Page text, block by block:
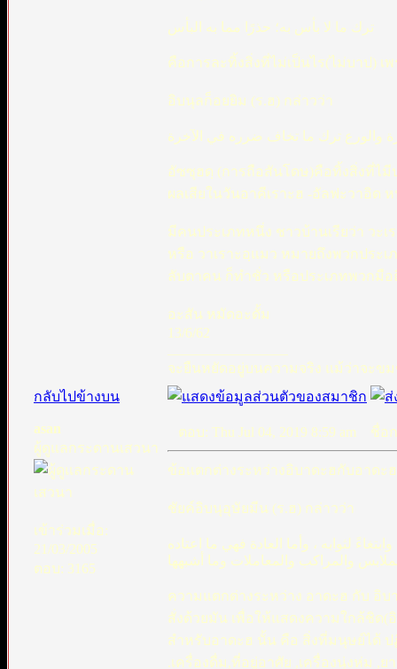
ترك ما لا بأس به؛ حذرًا مما به البأس
คือการละทิ้งสิ่งที่ไม่เป็นไร(ไม่บาป) เ
อิบนุลก็อยยิม (ร.ฮ) กล่าวว่า
والورع ترك ما تخاف ضرره في الآخرة
อัซซุฮดฺ (การถือสันโดษ)คือทิ้งสิ่งที่ไมี
ผลเสียในวันอาคีเราะฮ -อัลฟะวาอิด ห
มีคนประเภทหนึ่ง ชาวบ้านเรียว่า วะเร
หรือ วาเราะอฺแมว หมายถึงพวกประเ
ลับตาคน ก็ทำชั่ว หรือประเภทพวกมื
อะสัน หมัดอะดั้ม
13/6/62
จะยืนหยัดอยู่บนความจริง แม้ว่าจะข
กลับไปข้างบน
asan
ผู้ดูแลกระดานเสวนา
เข้าร่วมเมื่อ:
21/03/2005
ตอบ: 3165
ตอบ: Thu Jul 04, 2019 8:59 am ชื่อ
ข้อแตกต่างระหว่างอิบาดะฮกับอาดะฮ
ชัยค์อิบนุอุษัยมีน (ร.ฮ) กล่าวว่า
لثوابه ، وأما العادة فهي ما اعتاده
والمراكب والمعاملات وما أشبهها
ความแตกต่างระหว่าง อาดะฮ กับ อิ
สั่งด้วยมัน เพื่อให้แสดงความใกล้ชิด
สำหรับอาดะฮ นั้น คือ สิ่งที่มนุษย์ได้ ป
.เครื่องดื่ม,ที่อยู่อาศัย ,เครื่องนุ่งห่ม ,